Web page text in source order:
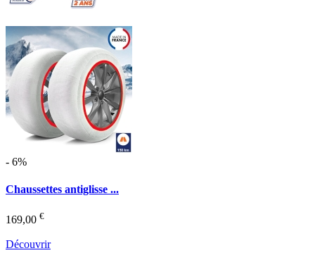
- 6%
Chaussettes antiglisse ...
169,00 €
Découvrir